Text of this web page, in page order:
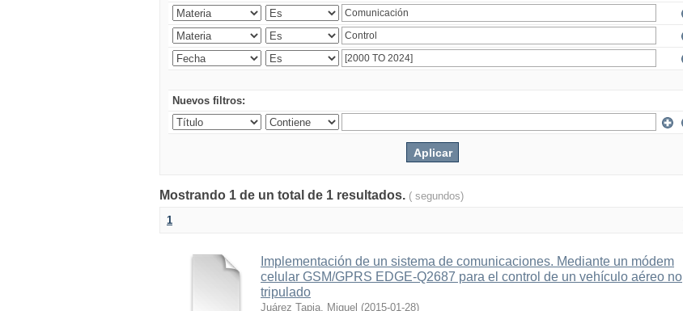
Nuevos filtros:
Mostrando 1 de un total de 1 resultados. ( segundos)
1
Implementación de un sistema de comunicaciones. Mediante un módem
celular GSM/GPRS EDGE-Q2687 para el control de un vehículo aéreo no
tripulado
Juárez Tapia, Miguel (2015-01-28)